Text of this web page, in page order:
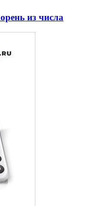
из числа